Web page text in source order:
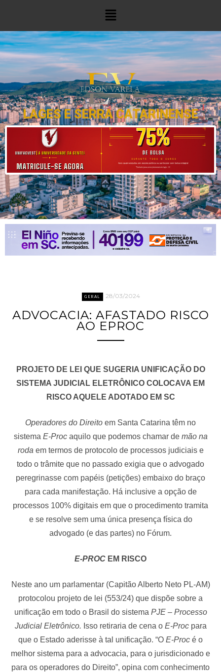
LAGES E SERRA CATARINENSE
GERAL 28/03/2024
ADVOCACIA: AFASTADO RISCO
AO EPROC
PROJETO DE LEI QUE SUGERIA UNIFICAÇÃO DO
SISTEMA JUDICIAL ELETRÔNICO COLOCAVA EM
RISCO AQUELE ADOTADO EM SC
Operadores do Direito em Santa Catarina têm no
sistema E-Procaquilo que podemos chamar de mão na
roda em termos de protocolo de processos judiciais e
todo o trâmite que no passado exigia que o advogado
peregrinasse com papéis (petições) embaixo do braço
para cada manifestação. Há inclusive a opção de
processos 100% digitais em que o procedimento tramita
e se resolve sem uma única presença física do
advogado (e das partes) no Fórum.
E-PROC EM RISCO
Neste ano um parlamentar (Capitão Alberto Neto PL-AM)
protocolou projeto de lei (553/24) que dispõe sobre a
unificação em todo o Brasil do sistema PJE – Processo
Judicial Eletrônico. Isso retiraria de cena oE-Procpara
que o Estado aderisse à tal unificação. “O E-Proc é o
melhor sistema para a advocacia, para o jurisdicionado e
para os operadores do Direito”, opina com conhecimento